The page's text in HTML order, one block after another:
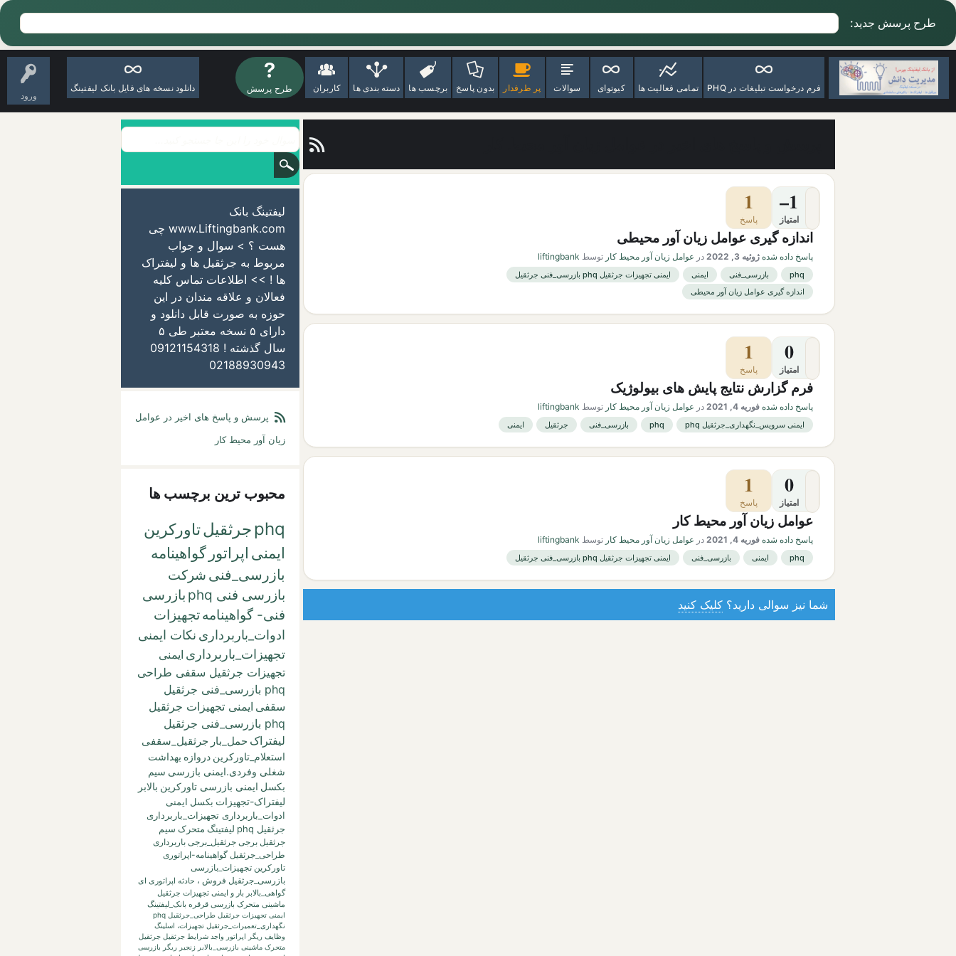
طرح پرسش جدید:
ورود
فرم درخواست تبلیغات در PHQ تمامی فعالیت ها کیوتوای سوالات پر طرفدار بدون پاسخ برچسب ها دسته بندی ها کاربران طرح پرسش دانلود نسخه های فایل بانک لیفتینگ
–1
امتیاز
1
پاسخ
اندازه گیری عوامل زیان آور محیطی
پاسخ داده شده ژوئیه 3, 2022 در عوامل زیان آور محیط کار توسط liftingbank
phq بازرسی_فنی ایمنی
ایمنی تجهیزات جرثقیل phq بازرسی_فنی جرثقیل
اندازه گیری عوامل زیان آور محیطی
0
امتیاز
1
پاسخ
فرم گزارش نتایج پایش های بیولوژیک
پاسخ داده شده فوریه 4, 2021 در عوامل زیان آور محیط کار توسط liftingbank
ایمنی سرویس_نگهداری_جرثقیل phq phq بازرسی_فنی جرثقیل ایمنی
0
امتیاز
1
پاسخ
عوامل زیان آور محیط کار
پاسخ داده شده فوریه 4, 2021 در عوامل زیان آور محیط کار توسط liftingbank
phq ایمنی بازرسی_فنی ایمنی تجهیزات جرثقیل phq بازرسی_فنی جرثقیل
شما نیز سوالی دارید؟ کلیک کنید
لیفتینگ بانک
www.Liftingbank.com چی
هست ؟ > سوال و جواب
مربوط به جرثقیل ها و لیفتراک
ها ! >> اطلاعات تماس کلیه
فعالان و علاقه مندان در این
حوزه به صورت قابل دانلود و
دارای ۵ نسخه معتبر طی ۵
سال گذشته ! 09121154318
02188930943
پرسش و پاسخ های اخیر در عوامل
زیان آور محیط کار
محبوب ترین برچسب ها
phqجرثقیلتاورکرین
ایمنی اپراتور گواهینامه
بازرسی_فنی شرکت
بازرسی فنی phq
بازرسی
فنی- گواهینامهتجهیزات
ادوات_باربرداری نکات ایمنی
تجهیزات_باربرداری ایمنی
تجهیزات جرثقیل سقفی طراحی
phq بازرسی_فنی جرثقیل
سقفی ایمنی تجهیزات جرثقیل
phq بازرسی_فنی جرثقیل
لیفتراک حمل_بار جرثقیل_سقفی
استعلام_تاورکرین دروازه بهداشت
شغلی وفردی.ایمنی بازرسی سیم
بکسل ایمنی بازرسی تاورکرین بالابر
لیفتراک-تجهیزات بکسل ایمنی
ادوات_باربرداری تجهیزات_باربرداری
جرثقیل phq
لیفتینگ متحرک سیم
جرثقیل برجی جرثقیل_برجی باربرداری
طراحی_جرثقیل گواهینامه-اپراتوری
تاورکرین تجهیزات_بازرسی
بازرسی_جرثقیل فروش ، حادثه اپراتوری ای
گواهی_بالابر بار و ایمنی تجهیزات جرثقیل
ماشینی متحرک بازرسی قرقره بانک_لیفتینگ
ایمنی تجهیزات جرثقیل طراحی_جرثقیل phq
نگهداری_تعمیرات_جرثقیل تجهیزات، اسلینگ
وظایف ریگر اپراتور واجد شرایط جرثقیل جرثقیل
متحرک ماشینی بازرسی_بالابر زنجیر ریگر بازرسی